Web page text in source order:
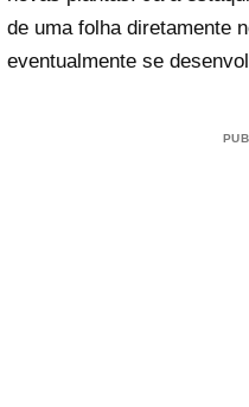
de uma folha diretamente
eventualmente se